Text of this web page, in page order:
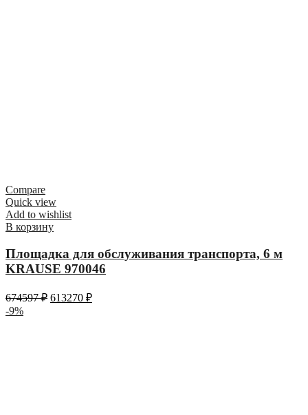
Compare
Quick view
Add to wishlist
В корзину
Площадка для обслуживания транспорта, 6 м
KRAUSE 970046
674597₽ 613270 ₽
-9%